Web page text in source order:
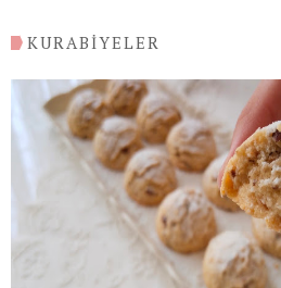
KURABİYELER